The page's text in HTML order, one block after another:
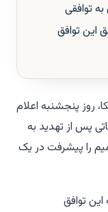
توافقی
این توافق
روز پنجشنبه اعلام
پس از تهدید به
را پیشرفت در یک
توافق